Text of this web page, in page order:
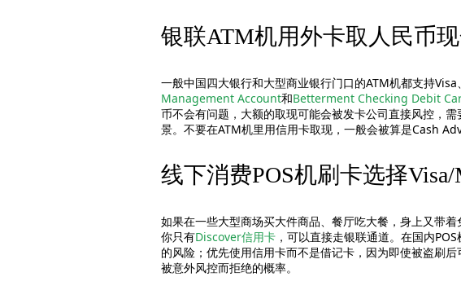
银联ATM机用外卡取人民币
一般中国四大银行和大型商业银行门口的ATM机都支持
Management Account和Betterment Checking Debit
币不会有问题，大额的取现可能会被发卡公司直接风控，
景。不要在ATM机里用信用卡取现，一般会被算是Cash
线下消费POS机刷卡选择Visa/
如果在一些大型商场买大件商品、餐厅吃大餐，身上又带
你只有Discover信用卡 ，可以直接走银联通道。在国内
的风险；优先使用信用卡而不是借记卡，因为即使被盗刷
被意外风控而拒绝的概率。